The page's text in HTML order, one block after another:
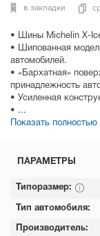
• Шины Michelin X-
• Шипованная
автомобилей.
• «Бархатная»
принадлежность
• Усиленная
• ...
Показать полностью
в закладки
ПАРАМЕТРЫ
Типоразмер:
Тип автомобиля:
Производитель: